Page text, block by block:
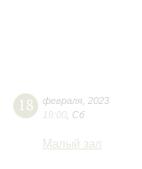
18 февраля 2023
19:00 Сб
Малый зал